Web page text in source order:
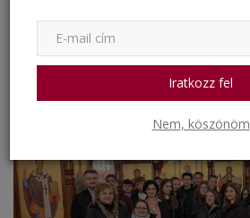
Iratkozz fel
Nem, köszönöm
1492
Iskolai egyházi események